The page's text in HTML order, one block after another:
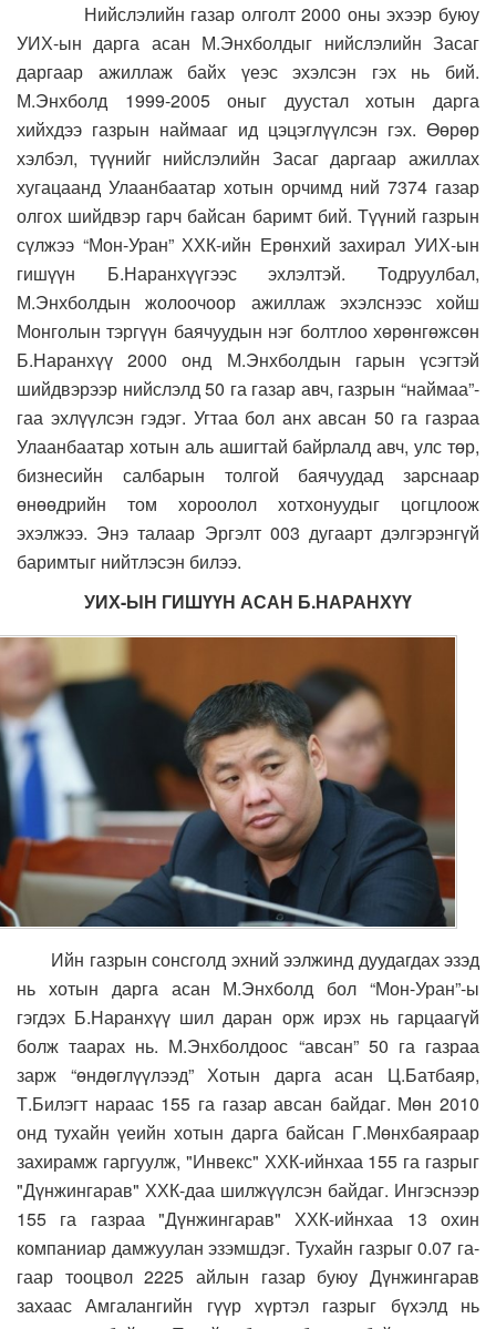
Нийслэлийн газар олголт 2000 оны эхээр буюу
УИХ-ын дарга асан М.Энхболдыг нийслэлийн Засаг
даргаар ажиллаж байх үеэс эхэлсэн гэх нь бий.
М.Энхболд 1999-2005 оныг дуустал хотын дарга
хийхдээ газрын наймааг ид цэцэглүүлсэн гэх. Өөрөр
хэлбэл, түүнийг нийслэлийн Засаг даргаар ажиллах
хугацаанд Улаанбаатар хотын орчимд ний 7374 газар
олгох шийдвэр гарч байсан баримт бий. Түүний газрын
сүлжээ “Мон-Уран” ХХК-ийн Ерөнхий захирал УИХ-ын
гишүүн Б.Наранхүүгээс эхлэлтэй. Тодруулбал,
М.Энхболдын жолоочоор ажиллаж эхэлснээс хойш
Монголын тэргүүн баячуудын нэг болтлоо хөрөнгөжсөн
Б.Наранхүү 2000 онд М.Энхболдын гарын үсэгтэй
шийдвэрээр нийслэлд 50 га газар авч, газрын “наймаа”-
гаа эхлүүлсэн гэдэг. Угтаа бол анх авсан 50 га газраа
Улаанбаатар хотын аль ашигтай байрлалд авч, улс төр,
бизнесийн салбарын толгой баячуудад зарснаар
өнөөдрийн том хороолол хотхонуудыг цогцлоож
эхэлжээ. Энэ талаар Эргэлт 003 дугаарт дэлгэрэнгүй
баримтыг нийтлэсэн билээ.
УИХ-ЫН ГИШҮҮН АСАН Б.НАРАНХҮҮ
Ийн газрын сонсголд эхний ээлжинд дуудагдах эзэд
нь хотын дарга асан М.Энхболд бол “Мон-Уран”-ы
гэгдэх Б.Наранхүү шил даран орж ирэх нь гарцаагүй
болж таарах нь. М.Энхболдоос “авсан” 50 га газраа
зарж “өндөглүүлээд” Хотын дарга асан Ц.Батбаяр,
Т.Билэгт нараас 155 га газар авсан байдаг. Мөн 2010
онд тухайн үеийн хотын дарга байсан Г.Мөнхбаяраар
захирамж гаргуулж, "Инвекс" ХХК-ийнхаа 155 га газрыг
"Дүнжингарав" ХХК-даа шилжүүлсэн байдаг. Ингэснээр
155 га газраа "Дүнжингарав" ХХК-ийнхаа 13 охин
компаниар дамжуулан эзэмшдэг. Тухайн газрыг 0.07 га-
гаар тооцвол 2225 айлын газар буюу Дүнжингарав
захаас Амгалангийн гүүр хүртэл газрыг бүхэлд нь